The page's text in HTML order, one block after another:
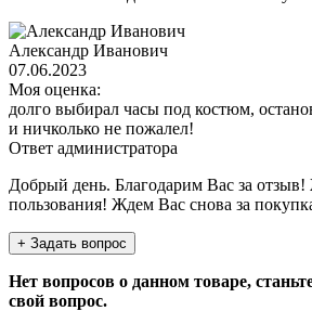
Александр Иванович
07.06.2023
Моя оценка:
долго выбирал часы под костюм,
и ничколько не пожалел!
Ответ администратора
Добрый день. Благодарим Вас за
пользования! Ждем Вас снова за
+ Задать вопрос
Нет вопросов о данном товаре,
свой вопрос.